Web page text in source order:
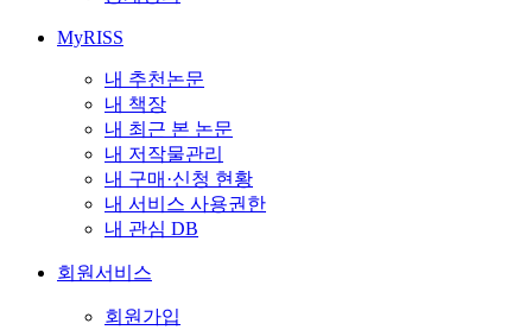
MyRISS
내 추천논문
내 책장
내 최근 본 논문
내 저작물관리
내 구매·신청 현황
내 서비스 사용권한
내 관심 DB
회원서비스
회원가입